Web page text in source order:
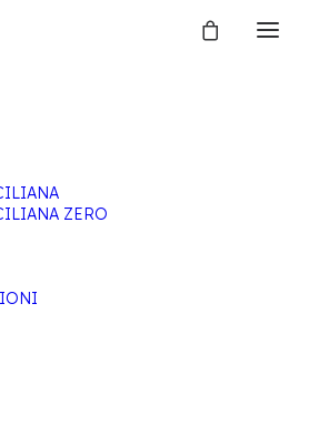
ZERO
E
“Limone e zenzero”